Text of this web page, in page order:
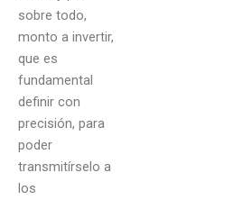
sobre todo,
monto a invertir,
que es
fundamental
definir con
precisión, para
poder
transmitírselo a
los